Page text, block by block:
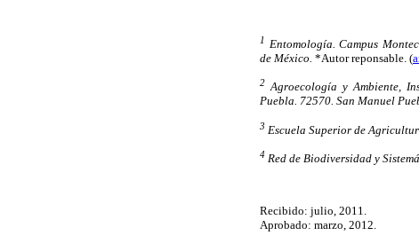
1
Entomología. Campus
de México. *Autor reponsable. (
2 Agroecología y Ambiente,
Puebla. 72570. San Manuel
3 Escuela Superior de
4 Red de Biodiversidad y
Recibido: julio, 2011.
Aprobado: marzo, 2012.